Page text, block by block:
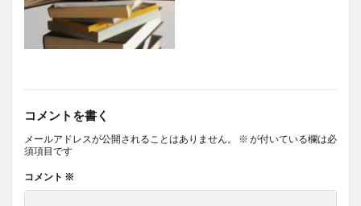
コメントを書く
メールアドレスが公開されることはありません。 ※ が付いている欄は必
須項目です
コメント ※